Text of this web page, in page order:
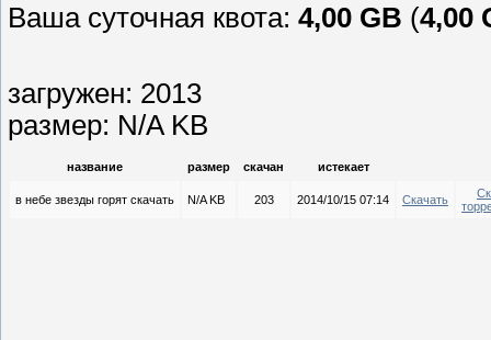
Ваша суточная квота: 4,00 GB (4,00
загружен: 2013
размер: N/A KB
название размер скачан истекает
в небе звезды горят скачать N/A KB 203 2014/10/15 07:14 Скачать